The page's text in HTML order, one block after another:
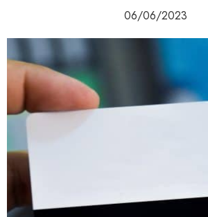
06/06/2023